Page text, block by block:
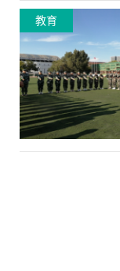
教育